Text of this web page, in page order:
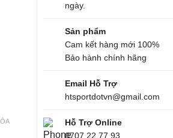
ngày.
Sản phẩm
Cam kết hàng mới 100%
Bảo hành chính hãng
Email Hỗ Trợ
htsportdotvn@gmail.com
Hỗ Trợ Online
0707 22 77 93